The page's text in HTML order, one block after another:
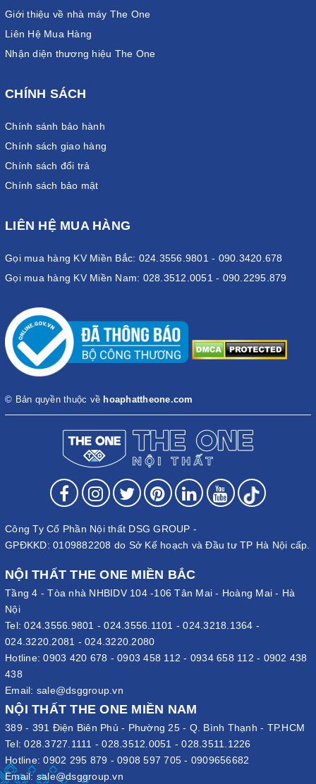
Giới thiệu về nhà máy The One
Liên Hệ Mua Hàng
Nhận diện thương hiệu The One
CHÍNH SÁCH
Chính sánh bảo hành
Chính sách giao hàng
Chính sách đổi trả
Chính sách bảo mật
LIÊN HỆ MUA HÀNG
Gọi mua hàng KV Miền Bắc: 024.3556.9801 - 090.3420.678
Gọi mua hàng KV Miền Nam: 028.3512.0051 - 090.2295.879
© Bản quyền thuộc về hoaphattheone.com
Công Ty Cổ Phần Nội thất DSG GROUP -
GPĐKKD: 0109882208 do Sở Kế hoạch và Đầu tư TP Hà Nội cấp.
NỘI THẤT THE ONE MIỀN BẮC
Tầng 4 - Tòa nhà NHBIDV 104 -106 Tân Mai - Hoàng Mai - Hà
Nội
Tel:024.3556.9801 -024.3556.1101 -024.3218.1364 -
024.3220.2081 - 024.3220.2080
Hotline:0903 420 678 - 0903 458 112 - 0934 658 112 - 0902 438
438
Email: sale@dsggroup.vn
NỘI THẤT THE ONE MIỀN NAM
389 - 391 Điện Biên Phủ - Phường 25 - Q. Bình Thạnh - TP.HCM
Tel:028.3727.1111 -028.3512.0051 -028.3511.1226
Hotline:0902 295 879 - 0908 597 705 - 0909656682
Email:sale@dsggroup.vn